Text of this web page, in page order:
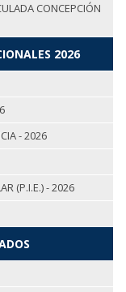
CONCEPCIÓN
2026
- 2026
(P.I.E.) - 2026